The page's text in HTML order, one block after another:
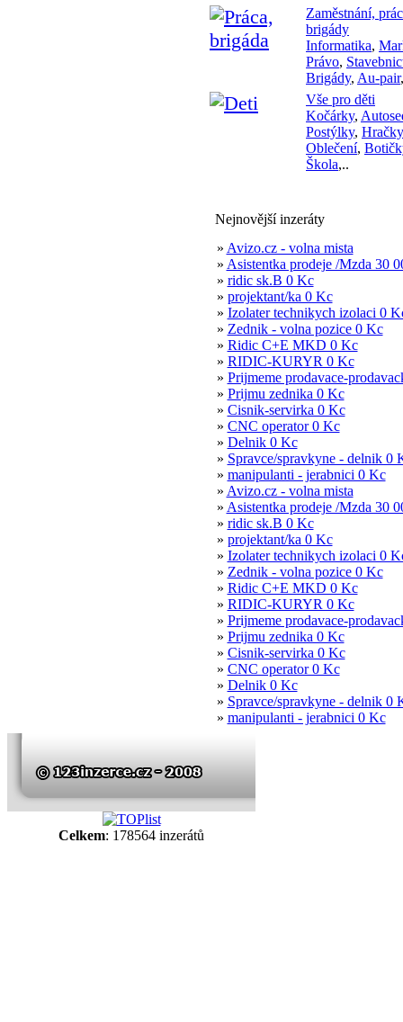
Zaměstnání,
brigády
Informatika,
Právo,
Brigády, Au-pair
Vše pro děti
Kočárky,
Postýlky, Hračky
Oblečení,
Škola,..
Nejnovější inzeráty
» Avizo.cz - volna mista
» Asistentka prodeje /Mzda 30
» ridic sk.B 0 Kc
» projektant/ka 0 Kc
» Izolater technikych izolaci 0
» Zednik - volna pozice 0 Kc
» Ridic C+E MKD 0 Kc
» RIDIC-KURYR 0 Kc
» Prijmeme prodavace-
» Prijmu zednika 0 Kc
» Cisnik-servirka 0 Kc
» CNC operator 0 Kc
» Delnik 0 Kc
» Spravce/spravkyne - delnik 0
» manipulanti - jerabnici 0 Kc
» Avizo.cz - volna mista
» Asistentka prodeje /Mzda 30
» ridic sk.B 0 Kc
» projektant/ka 0 Kc
» Izolater technikych izolaci 0
» Zednik - volna pozice 0 Kc
» Ridic C+E MKD 0 Kc
» RIDIC-KURYR 0 Kc
» Prijmeme prodavace-
» Prijmu zednika 0 Kc
» Cisnik-servirka 0 Kc
» CNC operator 0 Kc
» Delnik 0 Kc
» Spravce/spravkyne - delnik 0
» manipulanti - jerabnici 0 Kc
Celkem: 178564 inzerátů